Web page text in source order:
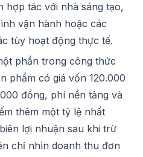
hợp tác với nhà sáng tạo,
vận hành hoặc các
tùy hoạt động thực tế.
phần trong công thức
phẩm có giá vốn 120.000
đồng, phí nền tảng và
thêm một tỷ lệ nhất
lợi nhuận sau khi trừ
chỉ nhìn doanh thu đơn